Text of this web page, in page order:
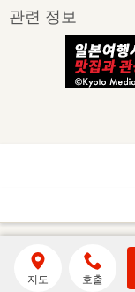
관련 정보
지도 호출